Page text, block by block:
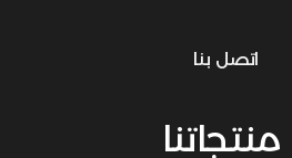
اتصل بنا
منتجاتنا